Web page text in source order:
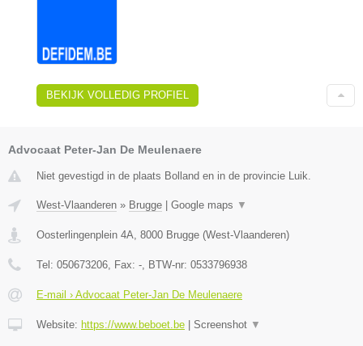
BEKIJK VOLLEDIG PROFIEL
Advocaat Peter-Jan De Meulenaere
Niet gevestigd in de plaats Bolland en in de provincie Luik.
West-Vlaanderen » Brugge Google maps ▼
Oosterlingenplein 4A 8000 Brugge (West-Vlaanderen)
Tel: 050673206 , Fax: - , BTW-nr: 0533796938
E-mail › Advocaat Peter-Jan De Meulenaere
Website: https://www.beboet.be Screenshot ▼